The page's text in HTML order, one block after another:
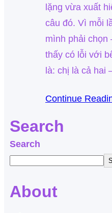
lặng vừa xuất
câu đó. Vì mỗi
mình phải
thấy có lỗi với
là: chị là cả
Continue
Search
Search
About